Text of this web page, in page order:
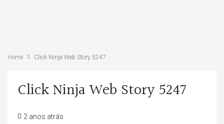
Home Click Ninja Web Story 5247
Click Ninja Web Story 5247
2 anos atrás